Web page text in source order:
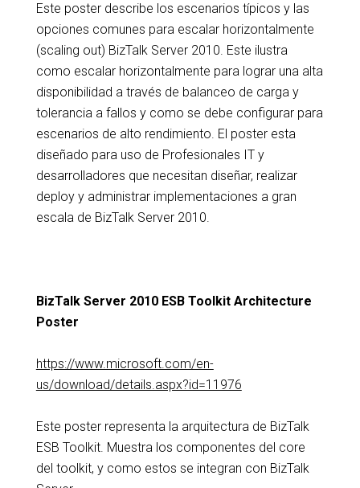
Este poster describe los escenarios típicos y las
opciones comunes para escalar horizontalmente
(scaling out) BizTalk Server 2010. Este ilustra
como escalar horizontalmente para lograr una alta
disponibilidad a través de balanceo de carga y
tolerancia a fallos y como se debe configurar para
escenarios de alto rendimiento. El poster esta
diseñado para uso de Profesionales IT y
desarrolladores que necesitan diseñar, realizar
deploy y administrar implementaciones a gran
escala de BizTalk Server 2010.
BizTalk Server 2010 ESB Toolkit Architecture
Poster
https://www.microsoft.com/en-
us/download/details.aspx?id=11976
Este poster representa la arquitectura de BizTalk
ESB Toolkit. Muestra los componentes del core
del toolkit, y como estos se integran con BizTalk